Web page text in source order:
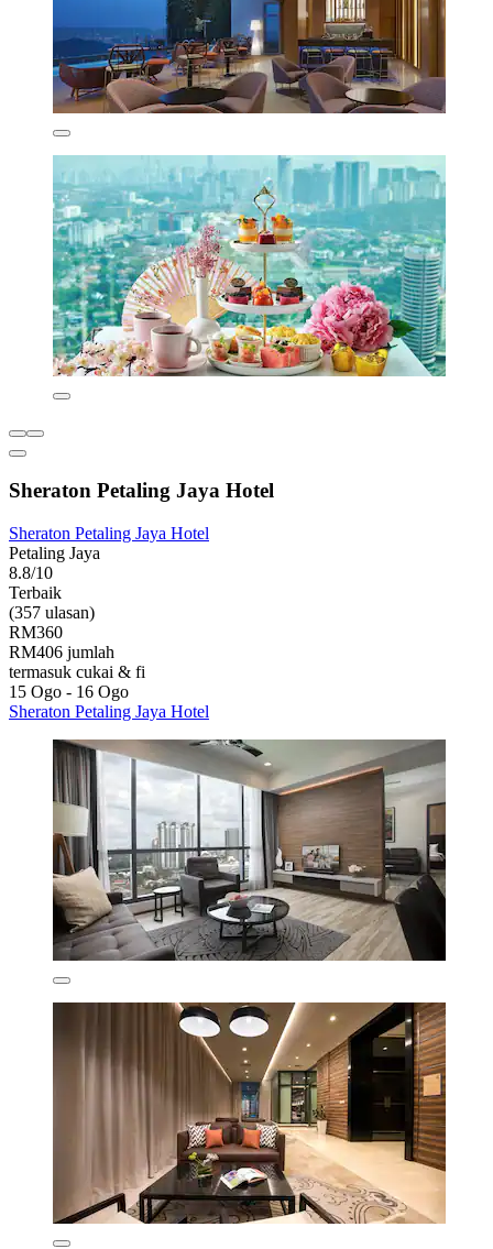
Sheraton Petaling Jaya Hotel
Sheraton Petaling Jaya Hotel
Petaling Jaya
8.8/10
Terbaik
(357 ulasan)
RM360
RM406 jumlah
termasuk cukai & fi
15 Ogo - 16 Ogo
Sheraton Petaling Jaya Hotel